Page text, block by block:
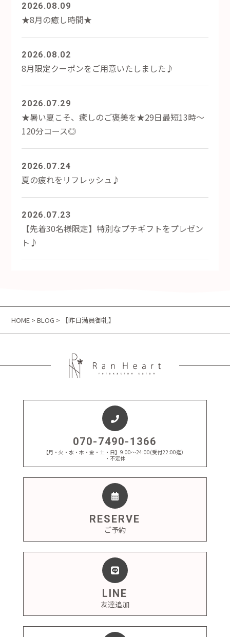
2026.08.09
★8月の癒し時間★
2026.08.02
8月限定クーポンをご用意いたしました♪
2026.07.29
★暑い夏こそ、癒しのご褒美を★29日最短13時～
120分コース◎
2026.07.24
夏の疲れをリフレッシュ♪
2026.07.23
【先着30名様限定】特別なプチギフトをプレゼン
ト♪
HOME >BLOG > 【昨日満員御礼】
070-7490-1366
【月・火・水・木・金・土・日】9:00～24:00(受付22:00迄）
・不定休
RESERVE
ご予約
LINE
友達追加